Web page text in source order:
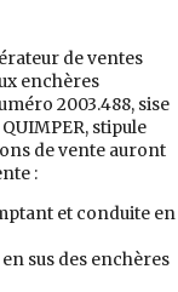
de ventes
enchères
2003.488, sise
stipule
de vente auront
:
et conduite en
sus des enchères